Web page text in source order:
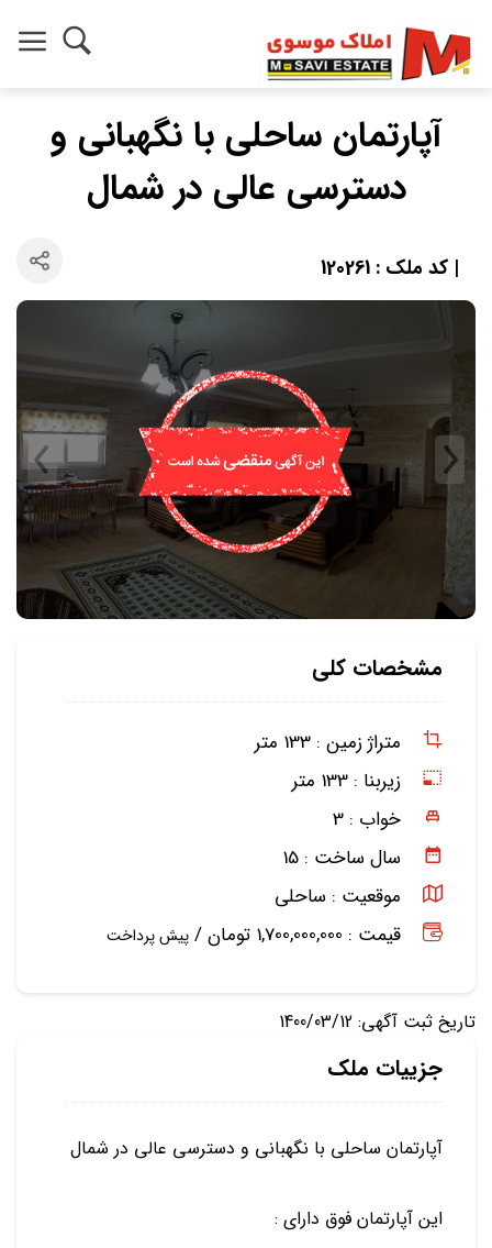
آپارتمان ساحلی با نگهبانی و
دسترسی عالی در شمال
| کد ملک : 120261
مشخصات کلی
متراژ زمین : 133 متر
زیربنا : 133 متر
خواب : 3
سال ساخت : 15
موقعیت : ساحلی
قیمت : 1,700,000,000 تومان /
پیش پرداخت
تاریخ ثبت آگهی: 1400/03/12
جزییات ملک
آپارتمان ساحلی با نگهبانی و دسترسی عالی در شمال
این آپارتمان فوق دارای :